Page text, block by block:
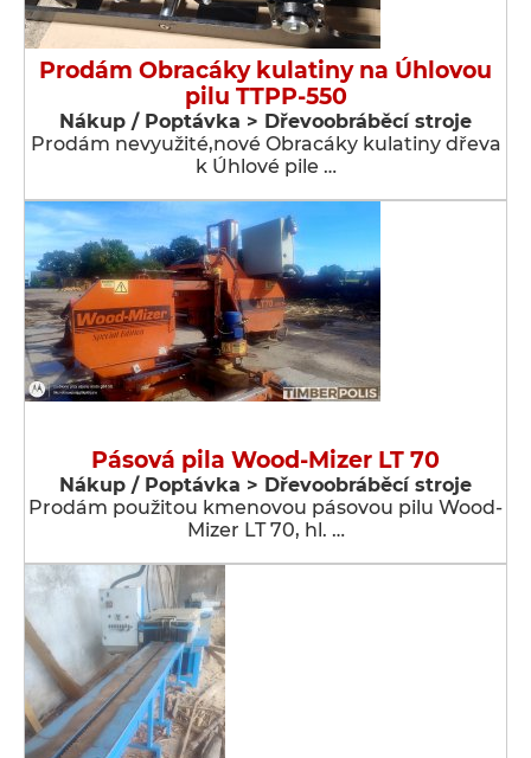
Prodám Obracáky kulatiny na Úhlovou
pilu TTPP-550
Nákup / Poptávka > Dřevoobráběcí stroje
Prodám nevyužité,nové Obracáky kulatiny dřeva
k Úhlové pile …
Pásová pila Wood-Mizer LT 70
Nákup / Poptávka > Dřevoobráběcí stroje
Prodám použitou kmenovou pásovou pilu Wood-
Mizer LT 70, hl. …